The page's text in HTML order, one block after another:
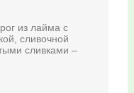
из лайма с
сливочной
сливками –